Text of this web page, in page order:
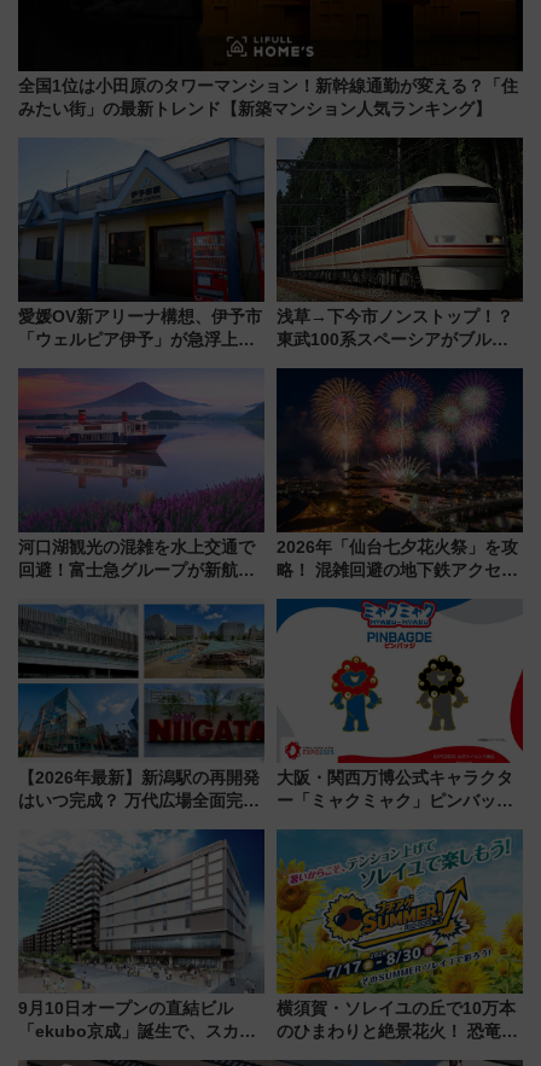
全国1位は小田原のタワーマンション！新幹線通勤が変える？「住
みたい街」の最新トレンド【新築マンション人気ランキング】
愛媛OV新アリーナ構想、伊予市
「ウェルピア伊予」が急浮上！
で探る鉄道アクセスの未来
浅草→下今市ノンストップ！？
東武100系スペーシアがブルー
ー当時の停車駅」を再現 運転
時刻や特急券の買い方を紹介
河口湖観光の混雑を水上交通で
回避！富士急グループが新航路
り運航
2026年「仙台七夕花火祭」を攻
略！ 混雑回避の地下鉄アクセス
火前に楽しむ仙台観光ルートま
で解説！
【2026年最新】新潟駅の再開発
はいつ完成？ 万代広場全面完成
開発、バスタ新潟構想まで徹底
解説！
大阪・関西万博公式キャラクタ
ー「ミャクミャク」ピンバッジ
9月10日オープンの直結ビル
「ekubo京成」誕生で、スカイ
横須賀・ソレイユの丘で10万本
のひまわりと絶景花火！ 恐竜や